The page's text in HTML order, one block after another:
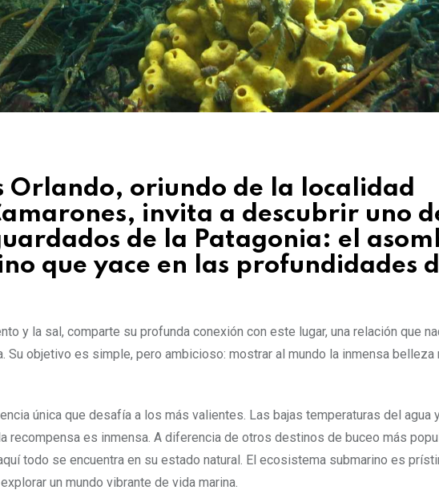
Orlando, oriundo de la localidad
invita a descubrir uno
de la Patagonia: el
que yace en las profundidades
y la sal, comparte su profunda conexión con este lugar, una relación que
Su objetivo es simple, pero ambicioso: mostrar al mundo la inmensa belleza
única que desafía a los más valientes. Las bajas temperaturas del agua
recompensa es inmensa. A diferencia de otros destinos de buceo más
todo se encuentra en su estado natural. El ecosistema submarino es
un mundo vibrante de vida marina.